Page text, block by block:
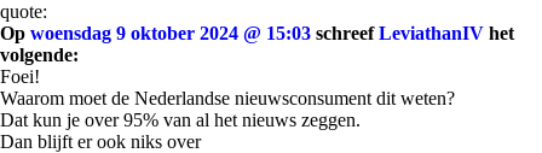
quote:
Op woensdag 9 oktober 2024 @ 15:03 schreefLeviathanIV het
volgende:
Foei!
Waarom moet de Nederlandse nieuwsconsument dit weten?
Dat kun je over 95% van al het nieuws zeggen.
Dan blijft er ook niks over